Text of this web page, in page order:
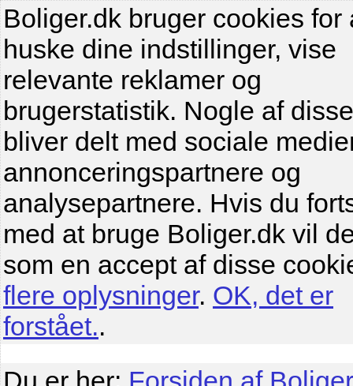
Boliger.dk bruger cookies for
huske dine indstillinger, vise
relevante reklamer og
brugerstatistik. Nogle af
bliver delt med sociale
annonceringspartnere og
analysepartnere. Hvis du
med at bruge Boliger.dk vil
som en accept af disse
flere oplysninger. OK, det er
forstået..